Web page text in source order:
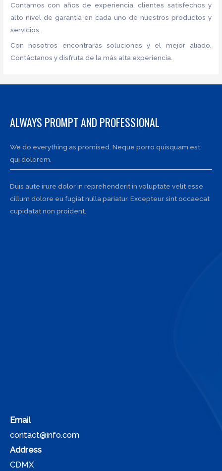
Contamos con años de experiencia, clientes satisfechos y
alto nivel de garantía en cada uno de nuestros productos y
servicios.
Con nosotros encontrarás soluciones y el mejor aliado.
Contáctanos y disfruta de la más alta experiencia.
ALWAYS PROMPT AND PROFESSIONAL
We do everything as promised. Neque porro quisquam est,
qui dolorem.
Duis aute irure dolor in reprehenderit in voluptate velit esse
cillum dolore eu fugiat nulla pariatur. Excepteur sint occaecat
cupidatat non proident.
Email
contact@info.com
Address
CDMX